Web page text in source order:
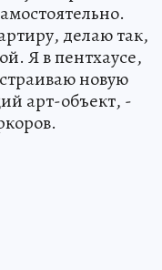
делаю так,
Я в пентхаусе,
новую
арт-объект, -